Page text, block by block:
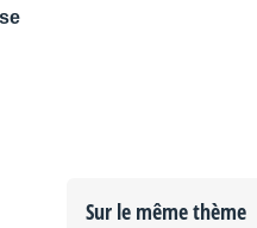
Sur le même thème